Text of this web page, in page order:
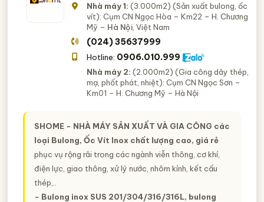
Nhà máy 1:(3.000m2) (Sản xuất bulong, ốc
vít): Cụm CN Ngọc Hòa – Km22 – H. Chương
Mỹ – Hà Nội , Việt Nam
(024) 35637999
Hotline: 0906.010.999
Nhà máy 2: (2.000m2) (Gia công dây thép,
mạ, phốt phát, nhiệt): Cụm CN Ngọc Sơn –
Km01 – H. Chương Mỹ – Hà Nội
SHOME - NHÀ MÁY SẢN XUẤT VÀ GIA CÔNG các
loại Bulong, Ốc Vít Inox chất lượng cao, giá rẻ
phục vụ rộng rãi trong các ngành viễn thông, cơ khí,
điện lực, giao thông, xử lý nước, nhôm kính, kết cấu
thép,..
- Bulong inox SUS 201/304/316/316L, bulong